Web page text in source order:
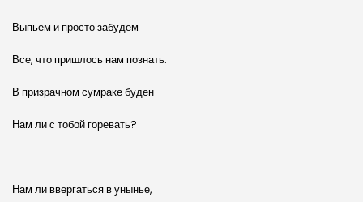
Выпьем и просто забудем
Все, что пришлось нам познать.
В призрачном сумраке буден
Нам ли с тобой горевать?
Нам ли ввергаться в унынье,